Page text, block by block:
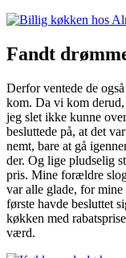
Fandt
Derfor ventede de
kom. Da vi kom derud,
jeg slet ikke kunne
besluttede på, at det
nemt, bare at gå
der. Og lige pludselig
pris. Mine forældre
var alle glade, for
første havde besluttet
køkken med
værd.